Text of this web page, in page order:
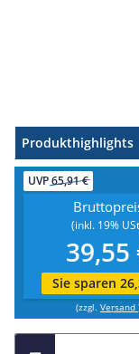
Produkthighlights
UVP65,91 €
(inkl. 19%
39,55
Sie sparen
(zzgl. Versand